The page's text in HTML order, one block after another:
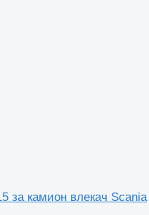
за камион влекач Scania